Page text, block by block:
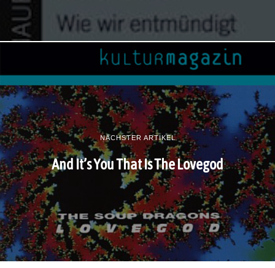
NÄCHSTER ARTIKEL
And It’s You That Is The Lovegod